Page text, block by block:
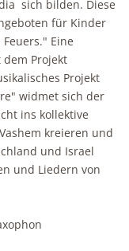
sich bilden. Diese
für Kinder
Eine
Projekt
Projekt
widmet sich der
ins kollektive
kreieren und
und Israel
und Liedern von